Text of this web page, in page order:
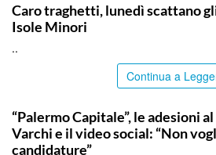
Caro traghetti, lunedì scattano
Isole Minori
..
Continua a
“Palermo Capitale”, le adesioni
Varchi e il video social: “Non
candidature”